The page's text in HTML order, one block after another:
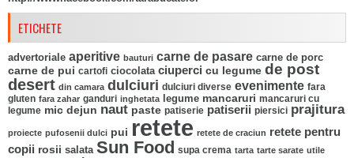
ETICHETE
advertoriale aperitive bauturi carne de pasare carne de porc
carne de pui cartofi ciocolata ciuperci cu legume de post
desert din camara dulciuri dulciuri diverse evenimente fara
gluten fara zahar ganduri inghetata legume mancaruri mancaruri cu
legume mic dejun naut paste patiserie patiserii piersici prajitura
proiecte pufosenii dulci pui retete retete de craciun retete pentru
copii rosii salata Sun Food supa crema tarta tarte sarate utile